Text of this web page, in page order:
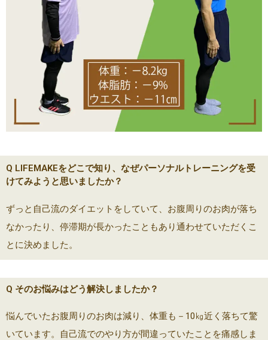
Q LIFEMAKEをどこで知り、なぜパーソナルトレーニングを受
けてみようと思いましたか？
ずっと自己流のダイエットをしていて、お腹周りのお肉が落ち
なかったり、停滞期が長かったこともあり通わせていただくこ
とに決めました。
Q そのお悩みはどう解決しましたか？
悩んでいたお腹周りのお肉は減り、体重も－10㎏近く落ちて驚
いています。自己流でのやり方が間違っていたことを痛感しま